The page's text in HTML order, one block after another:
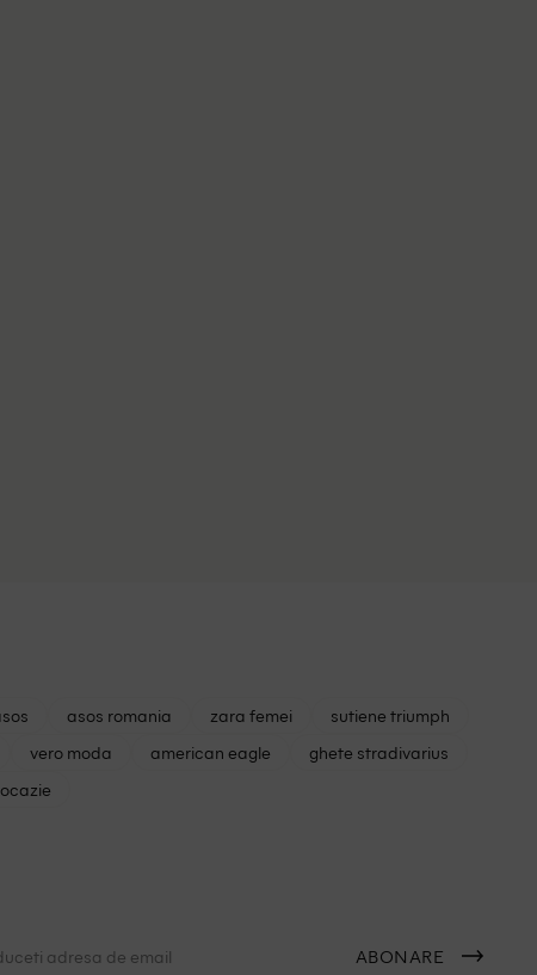
asos romania zara femei
sutiene triumph
vero moda american eagle
ghete stradivarius
ABONARE